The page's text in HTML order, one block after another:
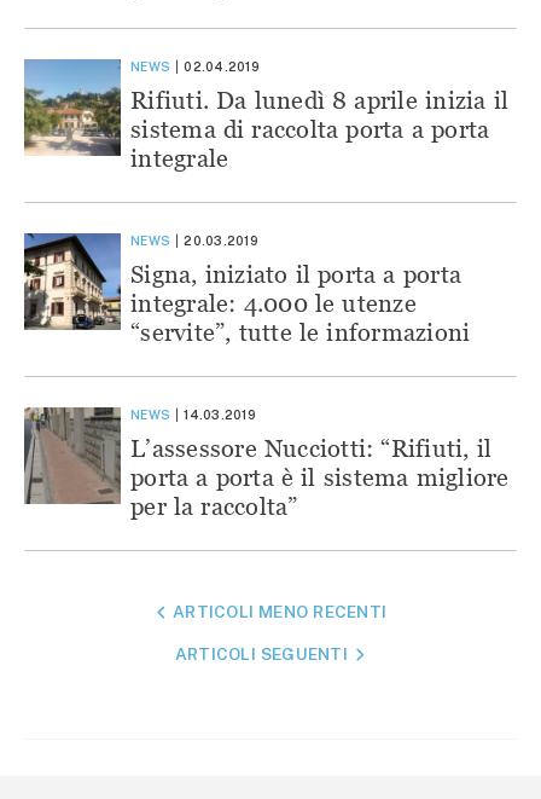
NEWS 02.04.2019
Rifiuti. Da lunedì 8 aprile inizia il
sistema di raccolta porta a porta
integrale
NEWS 20.03.2019
Signa, iniziato il porta a porta
integrale: 4.000 le utenze
“servite”, tutte le informazioni
NEWS 14.03.2019
L’assessore Nucciotti: “Rifiuti, il
porta a porta è il sistema migliore
per la raccolta”
NAVIGAZIONEARTICOLI MENO RECENTI
ARTICOLI SEGUENTI